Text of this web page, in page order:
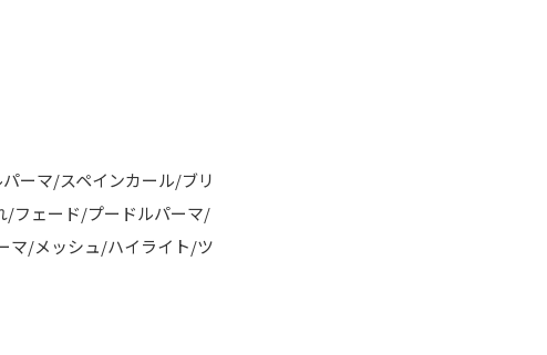
ーマ/スペインカール/ブリ
/フェード/プードルパーマ/
マ/メッシュ/ハイライト/ツ